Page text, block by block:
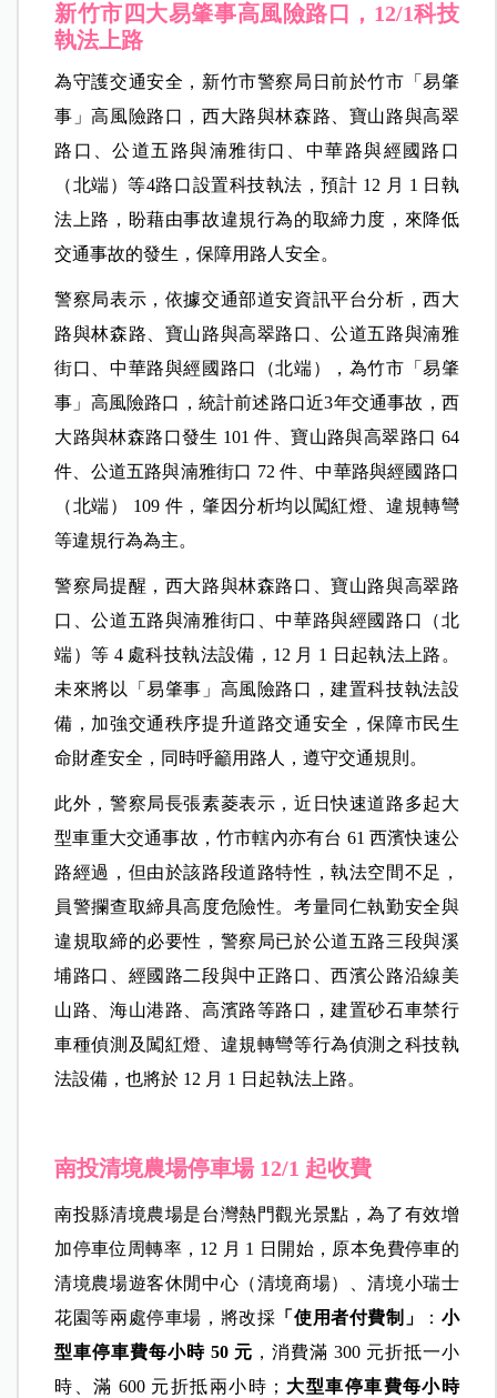
新竹市四大易肇事高風險路口，12/1科技
執法上路
為守護交通安全，新竹市警察局日前於竹市「易肇
事」高風險路口，西大路與林森路、寶山路與高翠
路口、公道五路與湳雅街口、中華路與經國路口
（北端）等4路口設置科技執法，預計 12 月 1 日執
法上路，盼藉由事故違規行為的取締力度，來降低
交通事故的發生，保障用路人安全。
警察局表示，依據交通部道安資訊平台分析，西大
路與林森路、寶山路與高翠路口、公道五路與湳雅
街口、中華路與經國路口（北端），為竹市「易肇
事」高風險路口，統計前述路口近3年交通事故，西
大路與林森路口發生 101 件、寶山路與高翠路口 64
件、公道五路與湳雅街口 72 件、中華路與經國路口
（北端） 109 件，肇因分析均以闖紅燈、違規轉彎
等違規行為為主。
警察局提醒，西大路與林森路口、寶山路與高翠路
口、公道五路與湳雅街口、中華路與經國路口（北
端）等 4 處科技執法設備，12 月 1 日起執法上路。
未來將以「易肇事」高風險路口，建置科技執法設
備，加強交通秩序提升道路交通安全，保障市民生
命財產安全，同時呼籲用路人，遵守交通規則。
此外，警察局長張素菱表示，近日快速道路多起大
型車重大交通事故，竹市轄內亦有台 61 西濱快速公
路經過，但由於該路段道路特性，執法空間不足，
員警攔查取締具高度危險性。考量同仁執勤安全與
違規取締的必要性，警察局已於公道五路三段與溪
埔路口、經國路二段與中正路口、西濱公路沿線美
山路、海山港路、高濱路等路口，建置砂石車禁行
車種偵測及闖紅燈、違規轉彎等行為偵測之科技執
法設備，也將於 12 月 1 日起執法上路。
南投清境農場停車場 12/1 起收費
南投縣清境農場是台灣熱門觀光景點，為了有效增
加停車位周轉率，12 月 1 日開始，原本免費停車的
清境農場遊客休閒中心（清境商場）、清境小瑞士
花園等兩處停車場，將改採 「使用者付費制」 ： 小
型車停車費每小時 50 元 ，消費滿 300 元折抵一小
時、滿 600 元折抵兩小時； 大型車停車費每小時